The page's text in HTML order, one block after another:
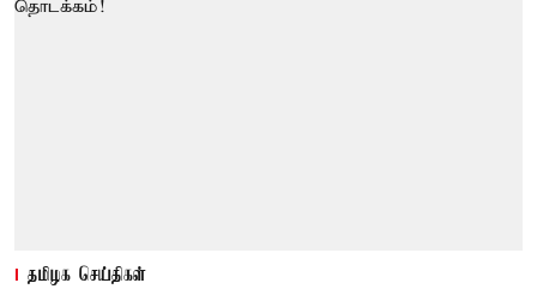
தமிழக செய்திகள்